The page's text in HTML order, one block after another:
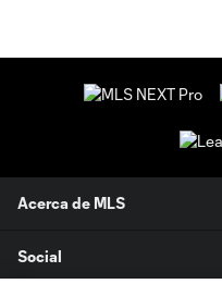
Acerca de MLS
Social